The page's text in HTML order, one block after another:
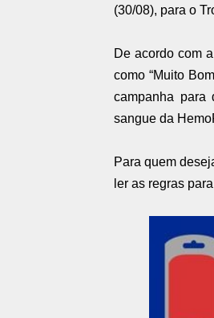
(30/08), para o
De acordo com
como “Muito
campanha para
sangue da
Para quem
ler as regras